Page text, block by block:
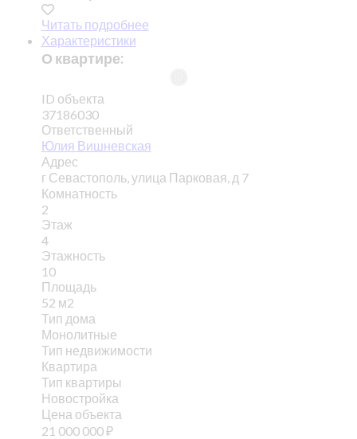
Читать подробнее
Характеристики
О квартире:
ID объекта
37186030
Ответственный
Юлия Вишневская
Адрес
г Севастополь, улица Парковая, д 7
Комнатность
2
Этаж
4
Этажность
10
Площадь
52 м2
Тип дома
Монолитные
Тип недвижимости
Квартира
Тип квартиры
Новостройка
Цена объекта
21 000 000₽